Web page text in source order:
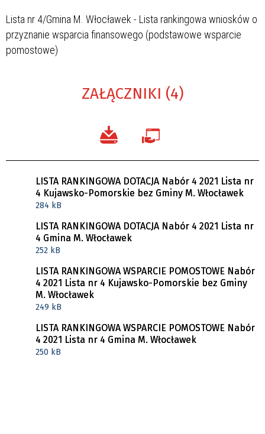
Lista nr 4/Gmina M. Włocławek - Lista rankingowa wniosków o
przyznanie wsparcia finansowego (podstawowe wsparcie
pomostowe)
ZAŁĄCZNIKI (4)
LISTA RANKINGOWA DOTACJA Nabór 4 2021 Lista nr
4 Kujawsko-Pomorskie bez Gminy M. Włocławek
284 kB
LISTA RANKINGOWA DOTACJA Nabór 4 2021 Lista nr
4 Gmina M. Włocławek
252 kB
LISTA RANKINGOWA WSPARCIE POMOSTOWE Nabór
4 2021 Lista nr 4 Kujawsko-Pomorskie bez Gminy
M. Włocławek
249 kB
LISTA RANKINGOWA WSPARCIE POMOSTOWE Nabór
4 2021 Lista nr 4 Gmina M. Włocławek
250 kB